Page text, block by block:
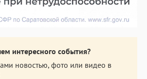
интересного события?
новостью, фото или видео в